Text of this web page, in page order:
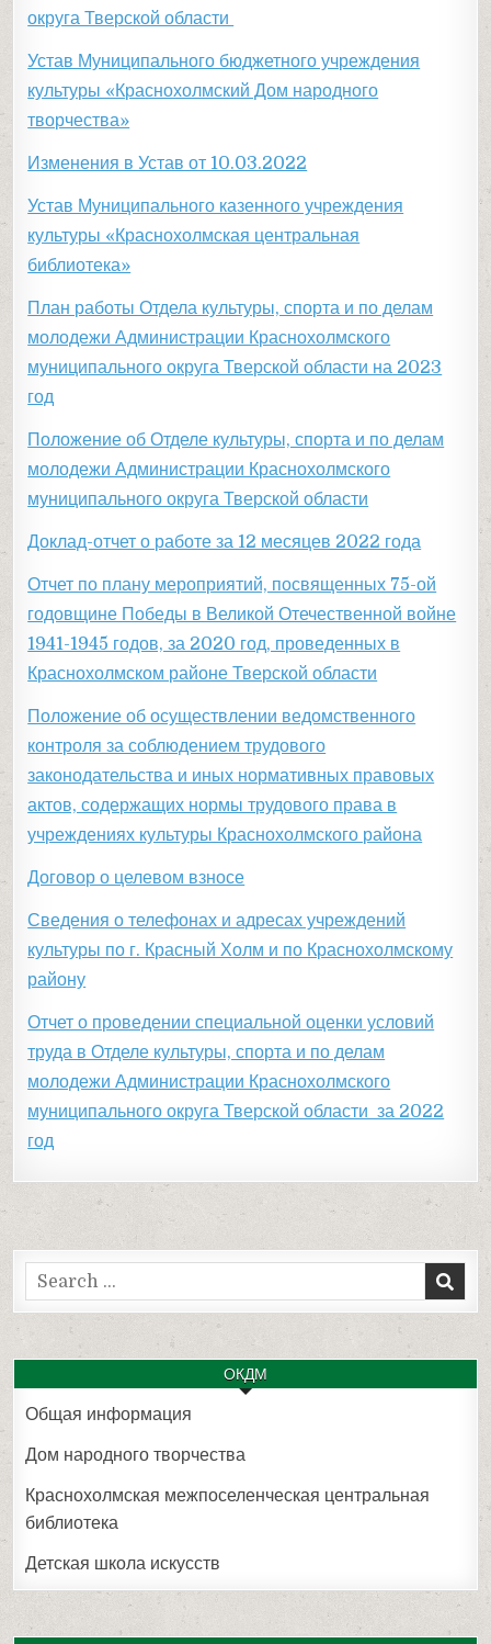
округа Тверской области
Устав Муниципального бюджетного учреждения
культуры «Краснохолмский Дом народного
творчества»
Изменения в Устав от 10.03.2022
Устав Муниципального казенного учреждения
культуры «Краснохолмская центральная
библиотека»
План работы Отдела культуры, спорта и по делам
молодежи Администрации Краснохолмского
муниципального округа Тверской области на 2023
год
Положение об Отделе культуры, спорта и по делам
молодежи Администрации Краснохолмского
муниципального округа Тверской области
Доклад-отчет о работе за 12 месяцев 2022 года
Отчет по плану мероприятий, посвященных 75-ой
годовщине Победы в Великой Отечественной войне
1941-1945 годов, за 2020 год, проведенных в
Краснохолмском районе Тверской области
Положение об осуществлении ведомственного
контроля за соблюдением трудового
законодательства и иных нормативных правовых
актов, содержащих нормы трудового права в
учреждениях культуры Краснохолмского района
Договор о целевом взносе
Сведения о телефонах и адресах учреждений
культуры по г. Красный Холм и по Краснохолмскому
району
Отчет о проведении специальной оценки условий
труда в Отделе культуры, спорта и по делам
молодежи Администрации Краснохолмского
муниципального округа Тверской области за 2022
год
Search
for:
ОКДМ
Общая информация
Дом народного творчества
Краснохолмская межпоселенческая центральная
библиотека
Детская школа искусств